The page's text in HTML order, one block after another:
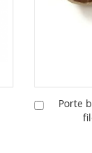
Porte
Ajouter